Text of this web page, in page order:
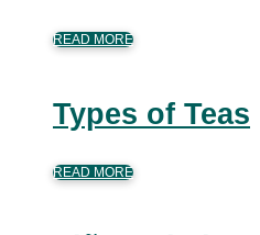
READ MORE
Types of Teas
READ MORE